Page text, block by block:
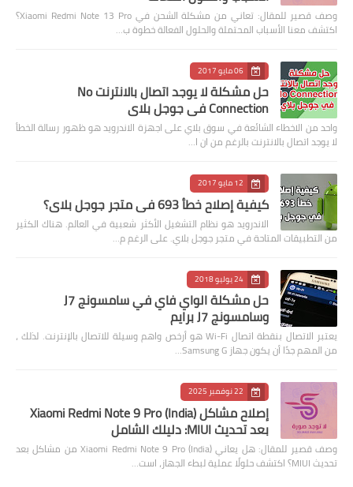
وصف قصير للمقال: تعاني من مشكلة الشحن في Xiaomi Redmi Note 13 Pro؟
اكتشف معنا الأسباب المحتملة والحلول الفعالة خطوة ب…
06 مايو 2017
حل مشكلة لا يوجد اتصال بالانترنت No
Connection في جوجل بلاي
واحد من الاخطاء الشائعة في سوق بلاي على اجهزة الاندرويد هو ظهور رسالة الخطأ
لا يوجد اتصال بالانترنت بالرغم من ان ا…
12 مايو 2017
كيفية إصلاح خطأ 693 في متجر جوجل بلاي؟
الاندرويد هو نظام التشغيل الأكثر شعبية في العالم. هناك الكثير
من التطبيقات المتاحة في متجر جوجل بلاي. على الرغم م…
24 يوليو 2018
حل مشكلة الواي فاي في سامسونج J7
وسامسونج J7 برايم
يعتبر الاتصال بنقطة اتصال Wi-Fi هو أرخص واهم وسيلة للاتصال بالإنترنت. لذلك ،
من المهم جدًا أن يكون جهاز Samsung G…
22 نوفمبر 2025
إصلاح مشاكل Xiaomi Redmi Note 9 Pro (India)
بعد تحديث MIUI: دليلك الشامل
وصف قصير للمقال: هل يعاني Xiaomi Redmi Note 9 Pro (India) من مشاكل بعد
تحديث MIUI؟ اكتشف حلولًا عملية لبطء الجهاز، است…